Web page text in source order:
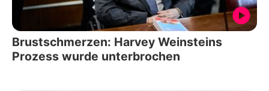
Brustschmerzen: Harvey Weinsteins
Prozess wurde unterbrochen